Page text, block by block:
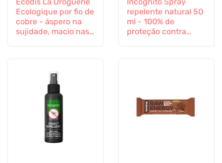
Ecologique por fio de
cobre - áspero na
sujidade, macio nas
repelente natural 50
ml - 100% de
proteção contra